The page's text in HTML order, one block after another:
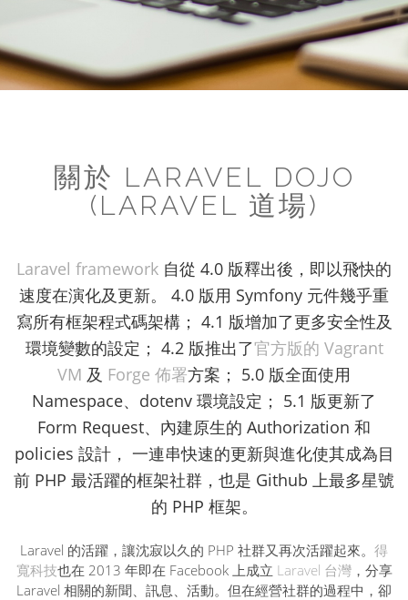
關於 LARAVEL DOJO
(LARAVEL 道場)
Laravel framework 自從 4.0 版釋出後，即以飛快的
速度在演化及更新。 4.0 版用 Symfony 元件幾乎重
寫所有框架程式碼架構； 4.1 版增加了更多安全性及
環境變數的設定； 4.2 版推出了官方版的 Vagrant
VM 及 Forge 佈署方案； 5.0 版全面使用
Namespace、dotenv 環境設定； 5.1 版更新了
Form Request、內建原生的 Authorization 和
policies 設計， 一連串快速的更新與進化使其成為目
前 PHP 最活躍的框架社群，也是 Github 上最多星號
的 PHP 框架。
Laravel 的活躍，讓沈寂以久的 PHP 社群又再次活躍起來。 得
寬科技也在 2013 年即在 Facebook 上成立 Laravel 台灣，分享
Laravel 相關的新聞、訊息、活動。但在經營社群的過程中，卻